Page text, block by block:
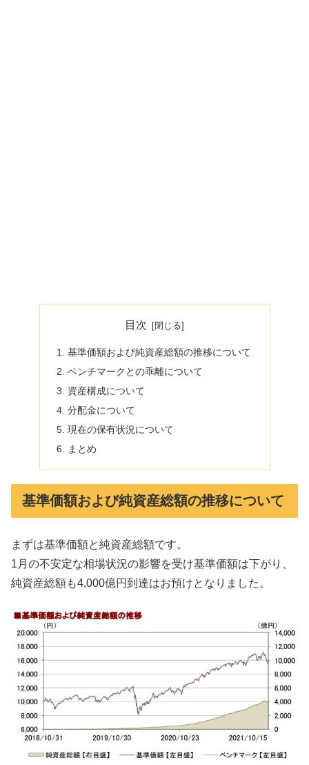
目次
基準価額および純資産総額の推移について
ベンチマークとの乖離について
資産構成について
分配金について
現在の保有状況について
まとめ
基準価額および純資産総額の推移について
まずは基準価額と純資産総額です。
1月の不安定な相場状況の影響を受け基準価額は下がり、
純資産総額も4,000億円到達はお預けとなりました。